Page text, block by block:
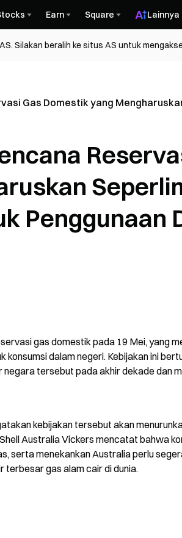
Earn Square Lainnya
Silakan beralih ke situs AS untuk
Gas Domestik yang
Penggunaan
gas domestik pada 19 Mei, yang
dalam negeri. Kebijakan ini
tersebut pada akhir dekade dan
kebijakan tersebut akan
Australia Vickers mencatat bahwa
serta menekankan Australia perlu
terbesar gas alam cair di dunia.